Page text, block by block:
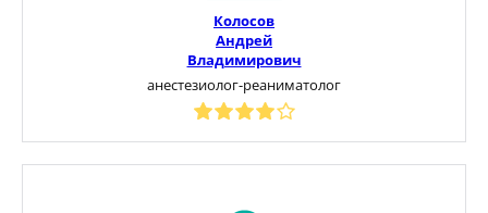
Колосов
Андрей
Владимирович
анестезиолог-реаниматолог